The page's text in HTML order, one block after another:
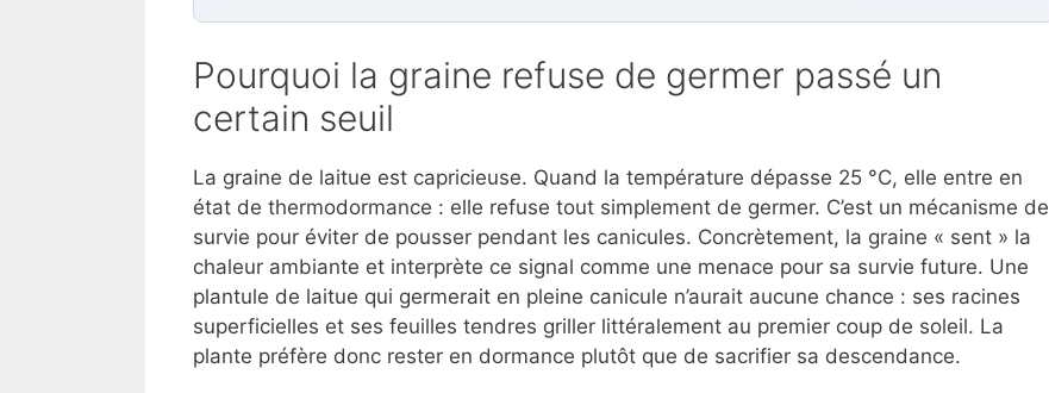
Pourquoi la graine refuse de germer passé un
certain seuil
La graine de laitue est capricieuse. Quand la température dépasse 25 °C, elle entre en
état de thermodormance : elle refuse tout simplement de germer. C’est un mécanisme de
survie pour éviter de pousser pendant les canicules. Concrètement, la graine « sent » la
chaleur ambiante et interprète ce signal comme une menace pour sa survie future. Une
plantule de laitue qui germerait en pleine canicule n’aurait aucune chance : ses racines
superficielles et ses feuilles tendres griller littéralement au premier coup de soleil. La
plante préfère donc rester en dormance plutôt que de sacrifier sa descendance.